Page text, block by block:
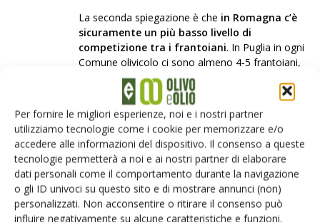
Per fornire le migliori esperienze, noi e i nostri partner
utilizziamo tecnologie come i cookie per memorizzare e/o
accedere alle informazioni del dispositivo. Il consenso a queste
tecnologie permetterà a noi e ai nostri partner di elaborare
dati personali come il comportamento durante la navigazione
o gli ID univoci su questo sito e di mostrare annunci (non)
personalizzati. Non acconsentire o ritirare il consenso può
influire negativamente su alcune caratteristiche e funzioni.
La seconda spiegazione è che in Romagna c’è
sicuramente un più basso livello di
competizione tra i frantoiani. In Puglia in ogni
Comune olivicolo ci sono almeno 4-5 frantoiani,
che cercano di attirare gli olivicoltori abbassando
i prezzi della molitura. Invece in Romagna i
frantoiani, sia nel loro insieme sia per ogni
singolo Comune olivicolo, sono certamente in
minor numero, per cui fanno leva, per attirare il
cliente olivicoltore, non sui prezzi bassi ma sul
bisogno dell’olivicoltore di molire le olive.
Risposta